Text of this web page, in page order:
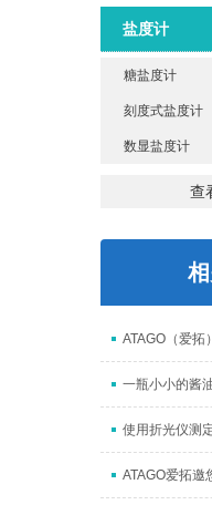
盐度计
糖盐度计
刻度式盐度计
数显盐度计
查
使用折光仪测